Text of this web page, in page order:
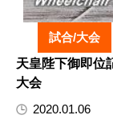
試合/大会
天皇陛下御即位
大会
2020.01.06